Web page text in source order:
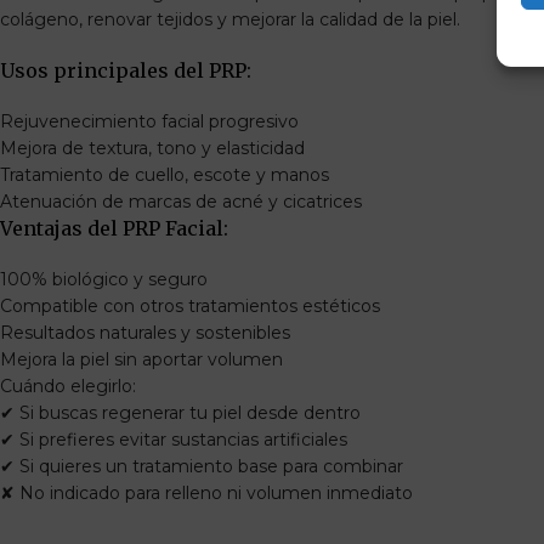
colágeno, renovar tejidos y mejorar la calidad de la piel.
Usos principales del PRP:
Rejuvenecimiento facial progresivo
Mejora de textura, tono y elasticidad
Tratamiento de cuello, escote y manos
Atenuación de marcas de acné y cicatrices
Ventajas del PRP Facial:
100% biológico y seguro
Compatible con otros tratamientos estéticos
Resultados naturales y sostenibles
Mejora la piel sin aportar volumen
Cuándo elegirlo:
✔ Si buscas regenerar tu piel desde dentro
✔ Si prefieres evitar sustancias artificiales
✔ Si quieres un tratamiento base para combinar
✘ No indicado para relleno ni volumen inmediato